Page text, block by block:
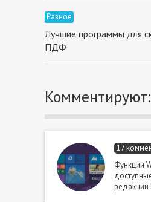
Разное
Лучшие программы для
ПДФ
Комментируют:
17
Функции
редакции